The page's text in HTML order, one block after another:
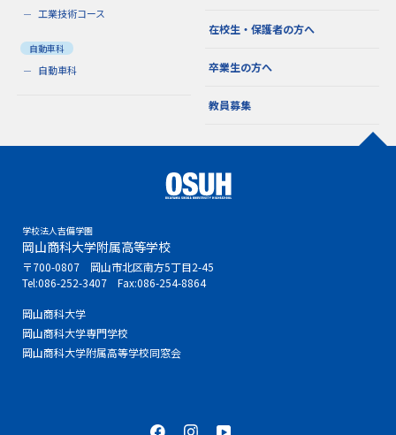
工業技術コース
自動車科
自動車科
在校生・保護者の方へ
卒業生の方へ
教員募集
学校法人吉備学園
岡山商科大学附属高等学校
〒700-0807 岡山市北区南方5丁目2-45
Tel:086-252-3407 Fax:086-254-8864
岡山商科大学
岡山商科大学専門学校
岡山商科大学附属高等学校同窓会